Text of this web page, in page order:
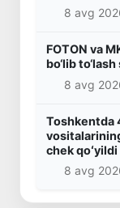
8 avg
FOTON va
bo‘lib
8 avg
Toshkentda
chek qoʻyildi
8 avg